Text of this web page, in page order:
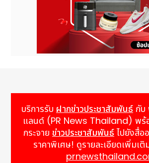
บริการรับ ฝากข่าวประชาสัมพันธ์ กับ
แลนด์ (PR News Thailand) พร้
กระจาย ข่าวประชาสัมพันธ์ ไปยังสื่อ
ราคาพิเศษ! ดูรายละเอียดเพิ่มเติ